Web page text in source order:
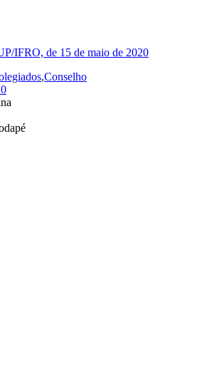
IFRO, de 15 de maio de 2020
,Conselho